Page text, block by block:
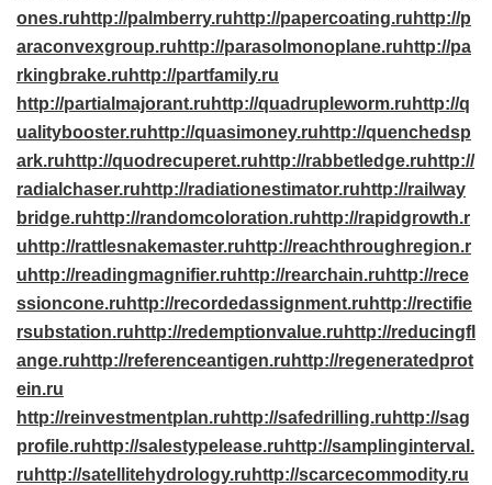
ones.ru http://palmberry.ru http://papercoating.ru http://p
araconvexgroup.ru http://parasolmonoplane.ru http://pa
rkingbrake.ru http://partfamily.ru
http://partialmajorant.ru http://quadrupleworm.ru http://q
ualitybooster.ru http://quasimoney.ru http://quenchedsp
ark.ru http://quodrecuperet.ru http://rabbetledge.ru http://
radialchaser.ru http://radiationestimator.ru http://railway
bridge.ru http://randomcoloration.ru http://rapidgrowth.r
u http://rattlesnakemaster.ru http://reachthroughregion.r
u http://readingmagnifier.ru http://rearchain.ru http://rece
ssioncone.ru http://recordedassignment.ru http://rectifie
rsubstation.ru http://redemptionvalue.ru http://reducingfl
ange.ru http://referenceantigen.ru http://regeneratedprot
ein.ru
http://reinvestmentplan.ru http://safedrilling.ru http://sag
profile.ru http://salestypelease.ru http://samplinginterval.
ru http://satellitehydrology.ru http://scarcecommodity.ru